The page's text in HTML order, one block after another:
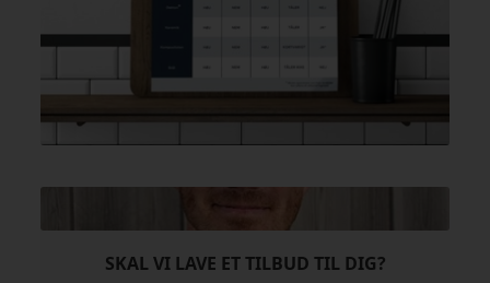
SKAL VI LAVE ET TILBUD TIL DIG?